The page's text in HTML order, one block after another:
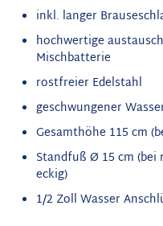
inkl. langer
hochwertige
Mischbatterie
rostfreier Edelstahl
geschwungener
Gesamthöhe 115 cm
Standfuß Ø 15 cm (bei
eckig)
1/2 Zoll Wasser